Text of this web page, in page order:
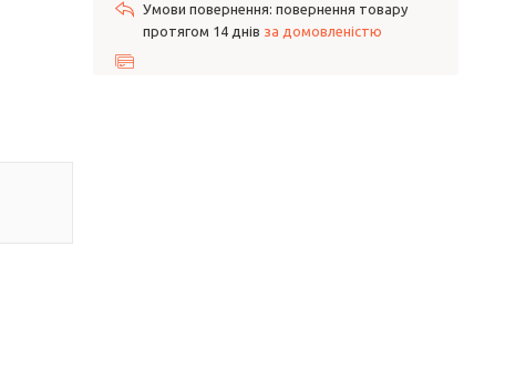
повернення товару
протягом 14 днів за домовленістю